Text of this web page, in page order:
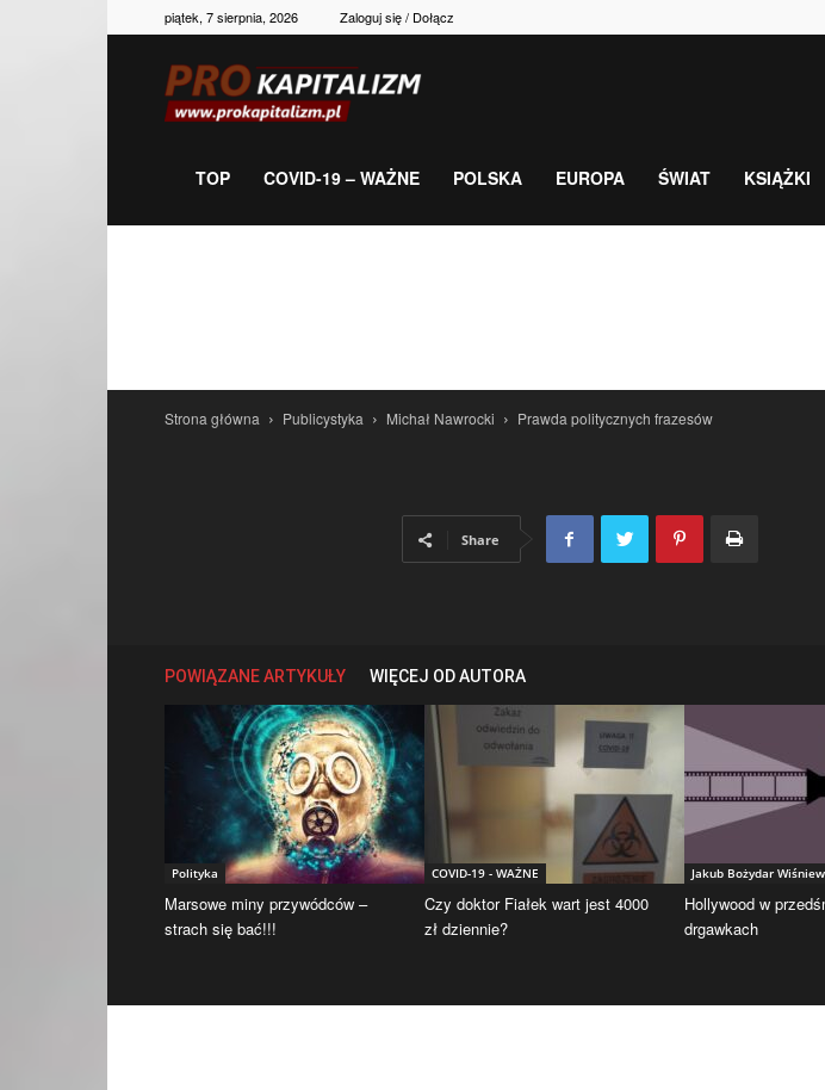
piątek, 7 sierpnia, 2026 Zaloguj się / Dołącz
gospodarka,
TOP COVID-19 – WAŻNE POLSKA EUROPA ŚWIAT KSIĄŻKI
Strona główna Publicystyka Michał Nawrocki Prawda politycznych frazesów
Share
POWIĄZANE ARTYKUŁY WIĘCEJ OD AUTORA
Polityka
Marsowe miny przywódców –
strach się bać!!!
COVID-19 - WAŻNE
Czy doktor Fiałek wart jest 4000
zł dziennie?
Jakub Bożydar
Hollywood w
drgawkach